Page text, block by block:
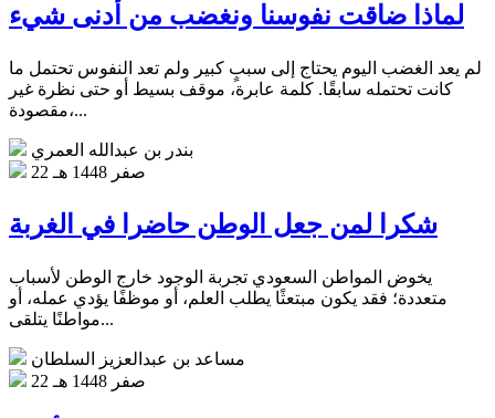
لماذا ضاقت نفوسنا ونغضب من أدنى شيء
لم يعد الغضب اليوم يحتاج إلى سببٍ كبير ولم تعد النفوس تحتمل ما
كانت تحتمله سابقًا. كلمة عابرة، موقف بسيط أو حتى نظرة غير
مقصودة،...
بندر بن عبدالله العمري
22 صفر 1448 هـ
شكرا لمن جعل الوطن حاضرا في الغربة
يخوض المواطن السعودي تجربة الوجود خارج الوطن لأسباب
متعددة؛ فقد يكون مبتعثًا يطلب العلم، أو موظفًا يؤدي عمله، أو
مواطنًا يتلقى...
مساعد بن عبدالعزيز السلطان
22 صفر 1448 هـ